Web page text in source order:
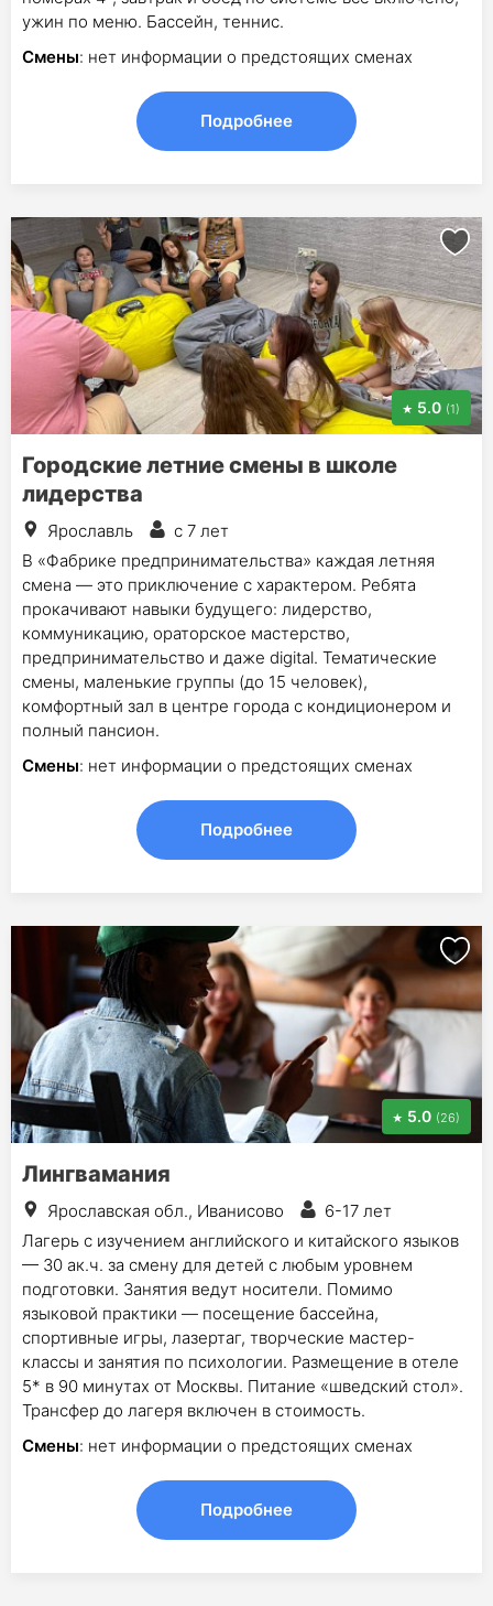
ужин по меню. Бассейн, теннис.
Смены: нет информации о предстоящих сменах
Подробнее
5.0 (1)
Городские летние смены в школе
лидерства
Ярославль
с 7 лет
В «Фабрике предпринимательства» каждая летняя
смена — это приключение с характером. Ребята
прокачивают навыки будущего: лидерство,
коммуникацию, ораторское мастерство,
предпринимательство и даже digital. Тематические
смены, маленькие группы (до 15 человек),
комфортный зал в центре города с кондиционером и
полный пансион.
Смены: нет информации о предстоящих сменах
Подробнее
5.0 (26)
Лингвамания
Ярославская обл., Иванисово
6-17 лет
Лагерь с изучением английского и китайского языков
— 30 ак.ч. за смену для детей с любым уровнем
подготовки. Занятия ведут носители. Помимо
языковой практики — посещение бассейна,
спортивные игры, лазертаг, творческие мастер-
классы и занятия по психологии. Размещение в отеле
5* в 90 минутах от Москвы. Питание «шведский стол».
Трансфер до лагеря включен в стоимость.
Смены: нет информации о предстоящих сменах
Подробнее